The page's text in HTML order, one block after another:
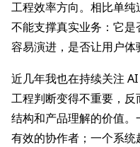
工程效率方向。相比单
不能支撑真实业务：它
容易演进，是否让用户体
近几年我也在持续关注
工程判断变得不重要，
结构和产品理解的价值
有效的协作者；一个系统